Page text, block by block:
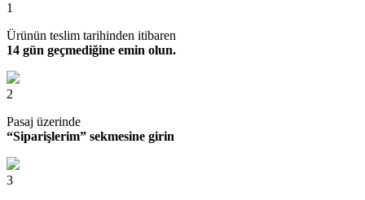
1
Ürünün teslim tarihinden itibaren
14 gün geçmediğine emin olun.
2
Pasaj üzerinde
“Siparişlerim” sekmesine girin
3